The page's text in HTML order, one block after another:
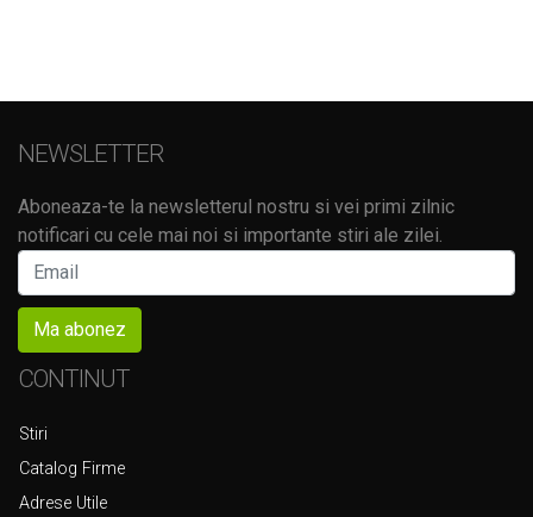
NEWSLETTER
Aboneaza-te la newsletterul nostru si vei primi zilnic
notificari cu cele mai noi si importante stiri ale zilei.
Ma abonez
CONTINUT
Stiri
Catalog Firme
Adrese Utile